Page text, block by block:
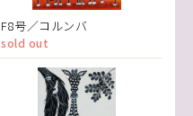
F8号／コルンバ
sold out